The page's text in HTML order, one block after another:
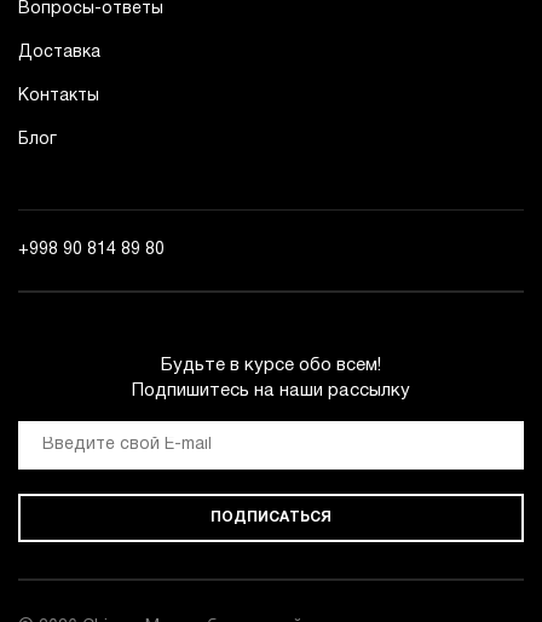
Вопросы-ответы
Доставка
Контакты
Блог
+998 90 814 89 80
Будьте в курсе обо всем!
Подпишитесь на наши рассылку
ПОДПИСАТЬСЯ